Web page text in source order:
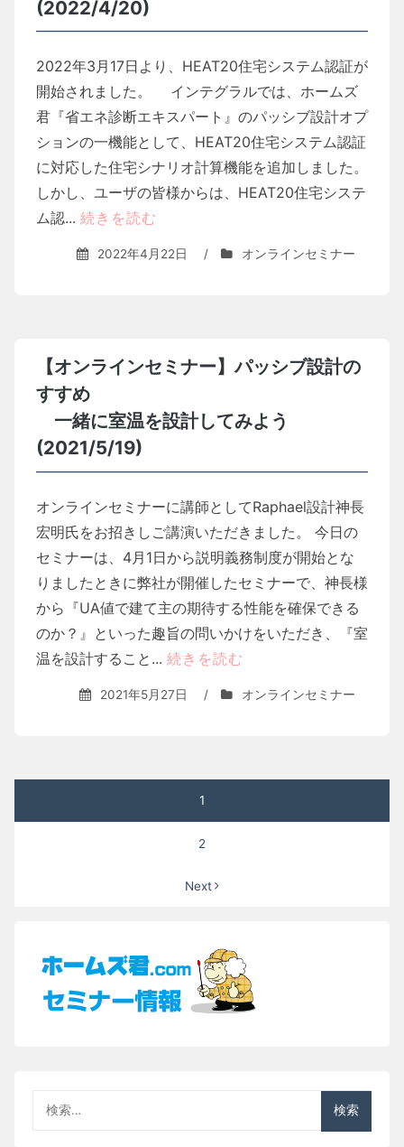
(2022/4/20)
2022年3月17日より、HEAT20住宅システム認証が
開始されました。 インテグラルでは、ホームズ
君『省エネ診断エキスパート』のパッシブ設計オプ
ションの一機能として、HEAT20住宅システム認証
に対応した住宅シナリオ計算機能を追加しました。
しかし、ユーザの皆様からは、HEAT20住宅システ
ム認... 続きを読む
2022年4月22日 / オンラインセミナー
【オンラインセミナー】パッシブ設計の
すすめ
一緒に室温を設計してみよう
(2021/5/19)
オンラインセミナーに講師としてRaphael設計神長
宏明氏をお招きしご講演いただきました。 今日の
セミナーは、4月1日から説明義務制度が開始とな
りましたときに弊社が開催したセミナーで、神長様
から『UA値で建て主の期待する性能を確保できる
のか？』といった趣旨の問いかけをいただき、『室
温を設計すること... 続きを読む
2021年5月27日 / オンラインセミナー
稿
1
2
Next
索: